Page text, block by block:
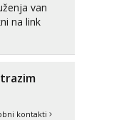
van
kontakti